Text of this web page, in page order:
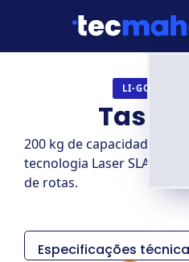
LI-GONG
200 kg de capacidade de
tecnologia Laser SLAM e
de rotas.
Especificações